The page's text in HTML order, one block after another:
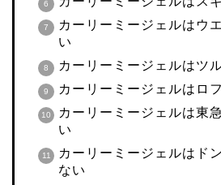
カーリーミージェルはウ
い
カーリーミージェルはツ
カーリーミージェルはロ
カーリーミージェルは東
い
カーリーミージェルはド
ない